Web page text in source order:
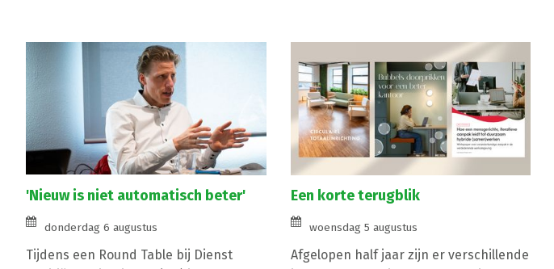
'Nieuw is niet automatisch beter'
donderdag 6 augustus
Tijdens een Round Table bij Dienst
Een korte terugblik
woensdag 5 augustus
Afgelopen half jaar zijn er verschillende